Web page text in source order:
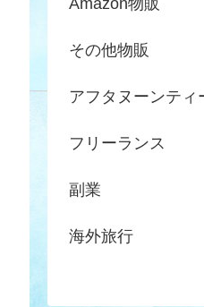
その他物販
アフタヌーンティ
フリーランス
副業
海外旅行